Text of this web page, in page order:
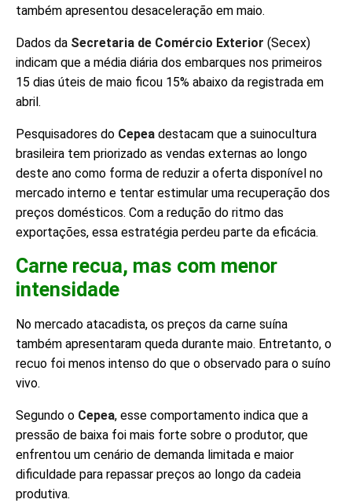
também apresentou desaceleração em maio.
Dados da Secretaria de Comércio Exterior (Secex)
indicam que a média diária dos embarques nos primeiros
15 dias úteis de maio ficou 15% abaixo da registrada em
abril.
Pesquisadores do Cepea destacam que a suinocultura
brasileira tem priorizado as vendas externas ao longo
deste ano como forma de reduzir a oferta disponível no
mercado interno e tentar estimular uma recuperação dos
preços domésticos. Com a redução do ritmo das
exportações, essa estratégia perdeu parte da eficácia.
Carne recua, mas com menor
intensidade
No mercado atacadista, os preços da carne suína
também apresentaram queda durante maio. Entretanto, o
recuo foi menos intenso do que o observado para o suíno
vivo.
Segundo o Cepea, esse comportamento indica que a
pressão de baixa foi mais forte sobre o produtor, que
enfrentou um cenário de demanda limitada e maior
dificuldade para repassar preços ao longo da cadeia
produtiva.